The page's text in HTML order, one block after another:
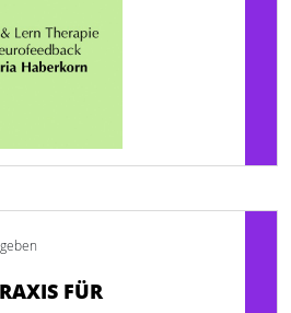
FÜR